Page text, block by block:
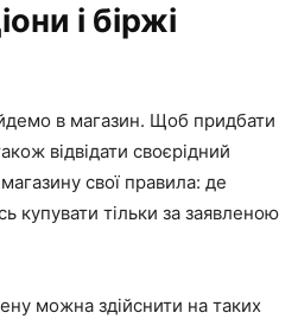
і біржі
в магазин. Щоб придбати
відвідати своєрідний
свої правила: де
купувати тільки за заявленою
можна здійснити на таких